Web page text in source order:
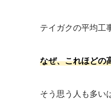
テイガクの平均工
なぜ、これほどの
そう思う人も多い